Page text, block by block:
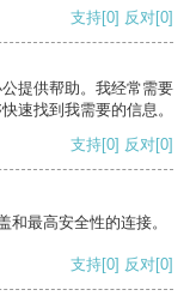
支持[0] 反对[0]
提供帮助。我经常需要
速找到我需要的信息。
支持[0] 反对[0]
最高安全性的连接。
支持[0] 反对[0]